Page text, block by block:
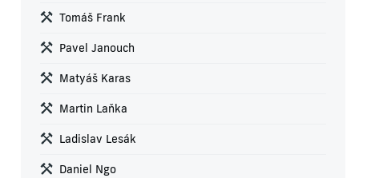
Tomáš Frank
Pavel Janouch
Matyáš Karas
Martin Laňka
Ladislav Lesák
Daniel Ngo